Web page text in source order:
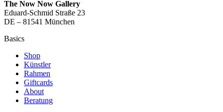
The Now Now Gallery
Eduard-Schmid Straße 23
DE – 81541 München
Basics
Shop
Künstler
Rahmen
Giftcards
About
Beratung